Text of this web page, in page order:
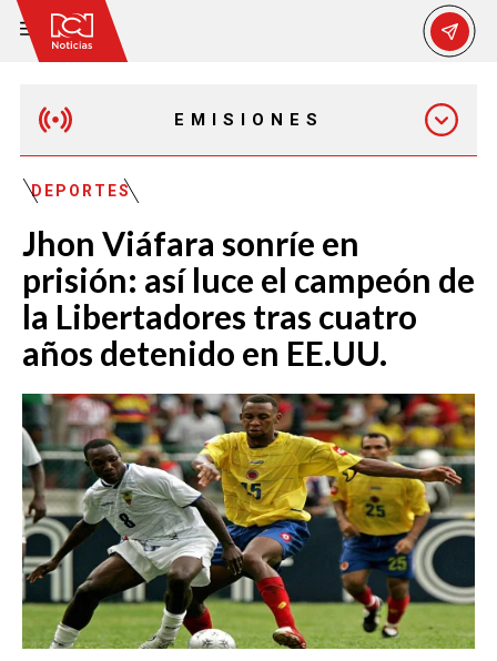
EMISIONES
EMISIÓN 12:30 PM
EMISIÓN 7:00 PM
EMISIÓN 11:30 PM
DEPORTES
Jhon Viáfara sonríe en
prisión: así luce el campeón de
la Libertadores tras cuatro
años detenido en EE.UU.